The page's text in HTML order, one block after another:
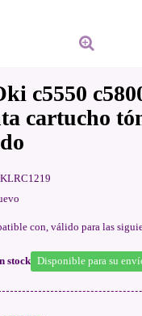
c5550
cartucho
con, válido para las
stock Disponible para su